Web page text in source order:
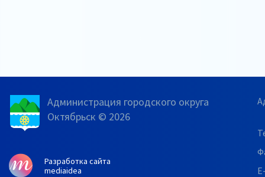
Администрация городского округа
Октябрьск © 2026
Разработка сайта
mediaidea